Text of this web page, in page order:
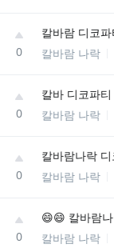
0
칼바람 나락
0
칼바람 나락
0
칼바람 나락
0
칼바람 나락